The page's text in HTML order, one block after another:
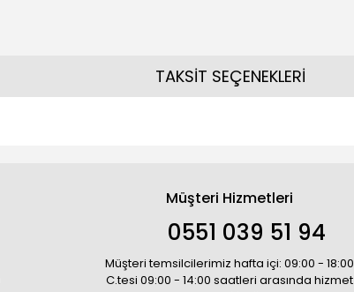
TAKSİT SEÇENEKLERİ
Müşteri Hizmetleri
0551 039 51 94
Müşteri temsilcilerimiz hafta içi: 09:00 - 18:00
C.tesi 09:00 - 14:00 saatleri arasında hizmet